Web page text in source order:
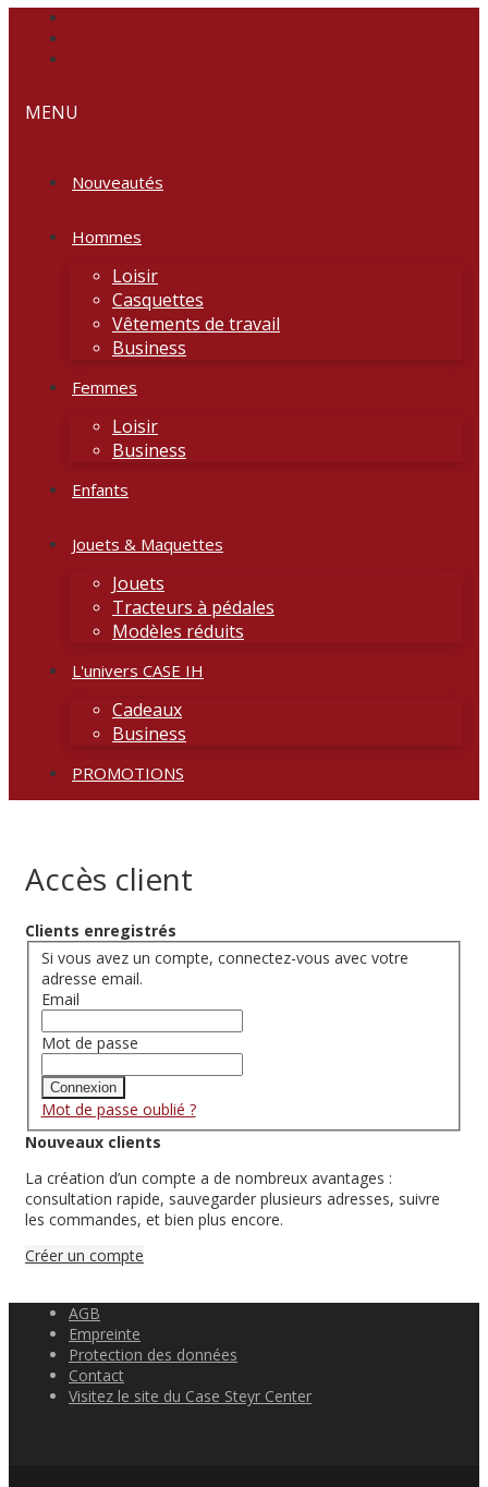
MENU
Nouveautés
Hommes
Loisir
Casquettes
Vêtements de travail
Business
Femmes
Loisir
Business
Enfants
Jouets & Maquettes
Jouets
Tracteurs à pédales
Modèles réduits
L'univers CASE IH
Cadeaux
Business
PROMOTIONS
Accès client
Clients enregistrés
Si vous avez un compte, connectez-vous avec votre
adresse email.
Email
Mot de passe
Connexion
Mot de passe oublié ?
Nouveaux clients
La création d’un compte a de nombreux avantages :
consultation rapide, sauvegarder plusieurs adresses, suivre
les commandes, et bien plus encore.
Créer un compte
AGB
Empreinte
Protection des données
Contact
Visitez le site du Case Steyr Center